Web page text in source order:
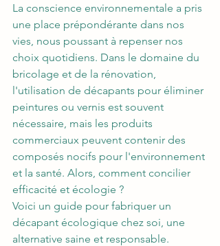
La conscience environnementale a pris
une place prépondérante dans nos
vies, nous poussant à repenser nos
choix quotidiens. Dans le domaine du
bricolage et de la rénovation,
l'utilisation de décapants pour éliminer
peintures ou vernis est souvent
nécessaire, mais les produits
commerciaux peuvent contenir des
composés nocifs pour l'environnement
et la santé. Alors, comment concilier
efficacité et écologie ?
Voici un guide pour fabriquer un
décapant écologique chez soi, une
alternative saine et responsable.